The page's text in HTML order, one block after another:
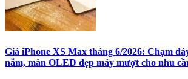
Giá iPhone XS Max tháng 6/2026: Chạm
năm, màn OLED đẹp máy mượt cho nhu